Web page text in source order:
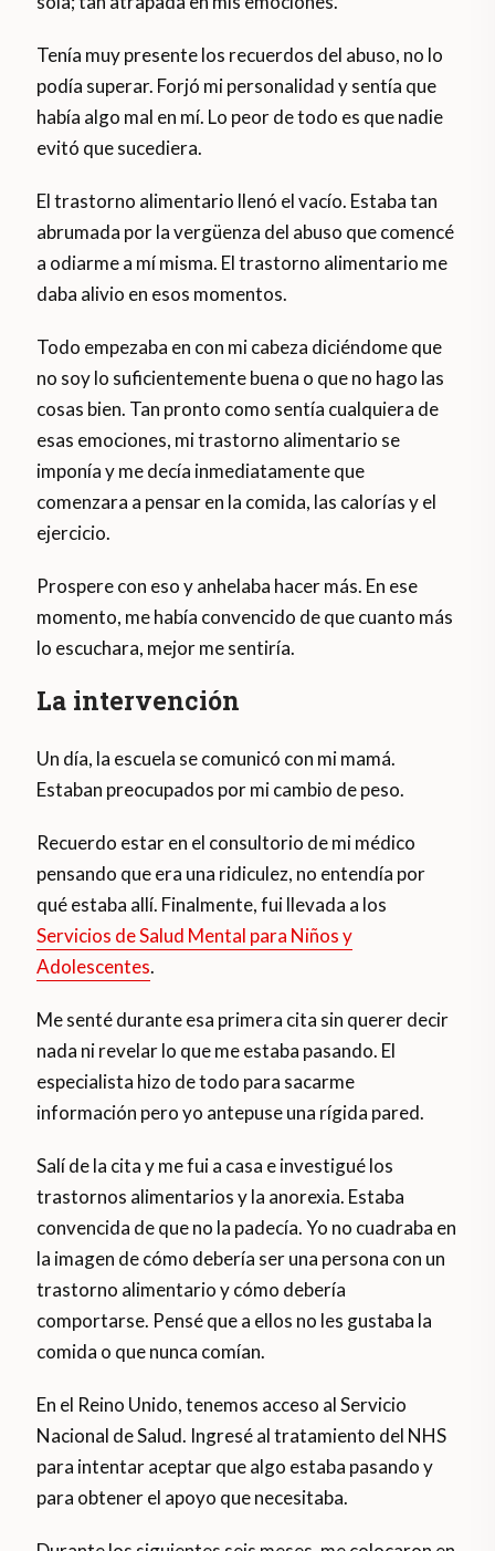
Tenía muy presente los recuerdos del abuso, no lo
podía superar. Forjó mi personalidad y sentía que
había algo mal en mí. Lo peor de todo es que nadie
evitó que sucediera.
El trastorno alimentario llenó el vacío. Estaba tan
abrumada por la vergüenza del abuso que comencé
a odiarme a mí misma. El trastorno alimentario me
daba alivio en esos momentos.
Todo empezaba en con mi cabeza diciéndome que
no soy lo suficientemente buena o que no hago las
cosas bien. Tan pronto como sentía cualquiera de
esas emociones, mi trastorno alimentario se
imponía y me decía inmediatamente que
comenzara a pensar en la comida, las calorías y el
ejercicio.
Prospere con eso y anhelaba hacer más. En ese
momento, me había convencido de que cuanto más
lo escuchara, mejor me sentiría.
La intervención
Un día, la escuela se comunicó con mi mamá.
Estaban preocupados por mi cambio de peso.
Recuerdo estar en el consultorio de mi médico
pensando que era una ridiculez, no entendía por
qué estaba allí. Finalmente, fui llevada a los
Servicios de Salud Mental para Niños y
Adolescentes.
Me senté durante esa primera cita sin querer decir
nada ni revelar lo que me estaba pasando. El
especialista hizo de todo para sacarme
información pero yo antepuse una rígida pared.
Salí de la cita y me fui a casa e investigué los
trastornos alimentarios y la anorexia. Estaba
convencida de que no la padecía. Yo no cuadraba en
la imagen de cómo debería ser una persona con un
trastorno alimentario y cómo debería
comportarse. Pensé que a ellos no les gustaba la
comida o que nunca comían.
En el Reino Unido, tenemos acceso al Servicio
Nacional de Salud. Ingresé al tratamiento del NHS
para intentar aceptar que algo estaba pasando y
para obtener el apoyo que necesitaba.